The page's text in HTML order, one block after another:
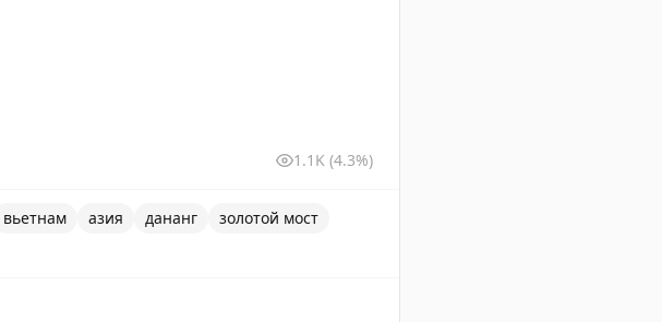
1.1K (4.3%)
вьетнам азия дананг
золотой мост